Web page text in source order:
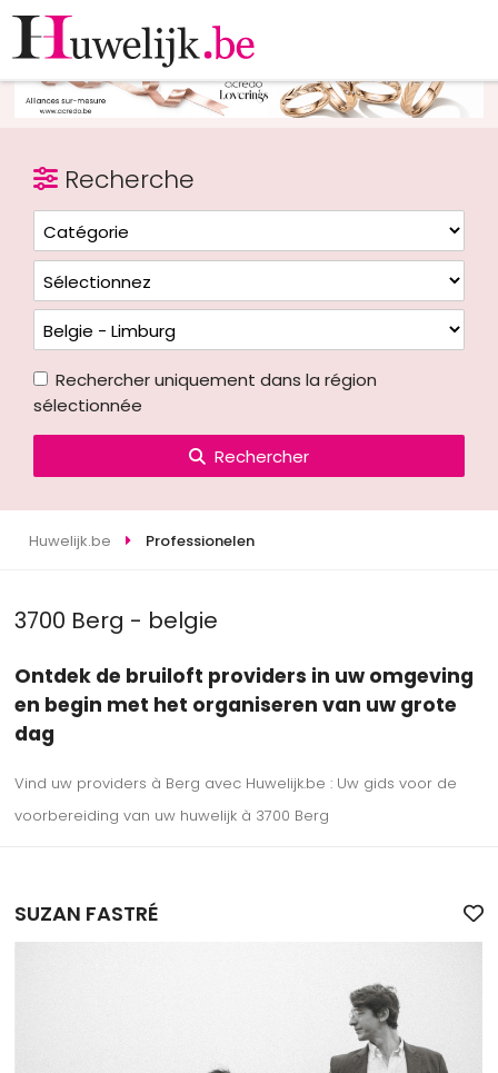
Recherche
Rechercher uniquement dans la région
sélectionnée
Rechercher
Huwelijk.be Professionelen
3700 Berg - belgie
Ontdek de bruiloft providers in uw omgeving
en begin met het organiseren van uw grote
dag
Vind uw providers à Berg avec Huwelijk.be : Uw gids voor de
voorbereiding van uw huwelijk à 3700 Berg
SUZAN FASTRÉ